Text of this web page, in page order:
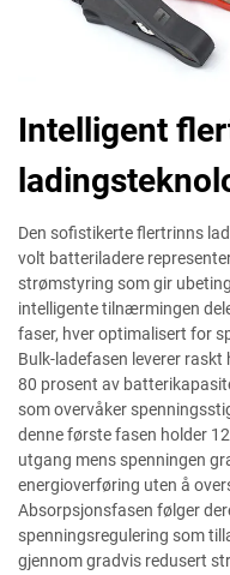
Intelligent
Den sofistikerte flertrinns
volt batteriladere
strømstyring som gir
intelligente tilnærmingen
faser, hver optimalisert for
Bulk-ladefasen leverer
80 prosent av
som overvåker
denne første fasen holder
utgang mens spenningen
energioverføring uten å
Absorpsjonsfasen følger
spenningsregulering som
gjennom gradvis redusert